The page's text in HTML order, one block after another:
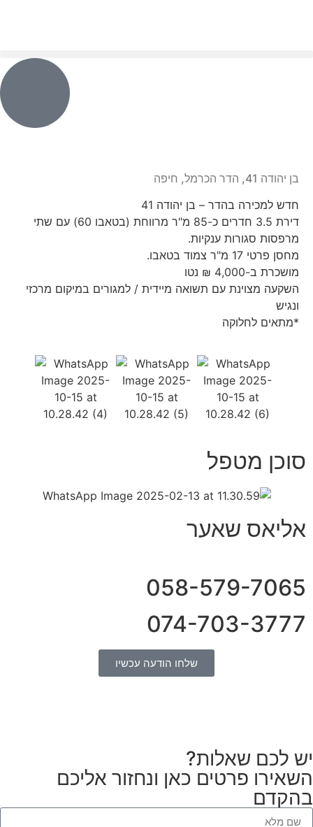
בן יהודה 41, הדר הכרמל, חיפה
חדש למכירה בהדר – בן יהודה 41
דירת 3.5 חדרים כ-85 מ"ר מרווחת (בטאבו 60) עם שתי
מרפסות סגורות ענקיות.
מחסן פרטי 17 מ"ר צמוד בטאבו.
מושכרת ב-4,000 ₪ נטו
השקעה מצוינת עם תשואה מיידית / למגורים במיקום מרכזי
ונגיש
*מתאים לחלוקה
סוכן מטפל
אליאס שאער
058-579-7065
074-703-3777
שלחו הודעה עכשיו
יש לכם שאלות?
השאירו פרטים כאן ונחזור אליכם
בהקדם